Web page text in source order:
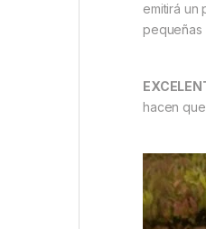
emitirá un
pequeñas
hacen